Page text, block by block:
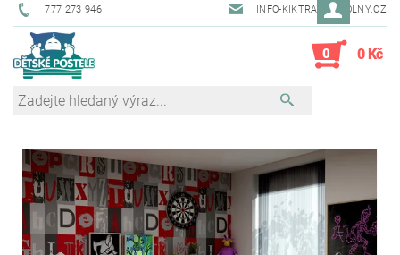
777 273 946 INFO-KIKTRADE@VOLNY.CZ
0 0 Kč